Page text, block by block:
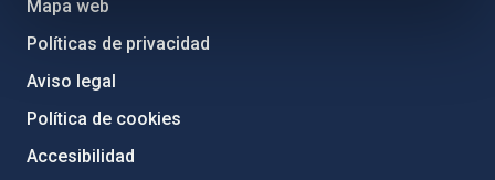
Mapa web
Políticas de privacidad
Aviso legal
Política de cookies
Accesibilidad